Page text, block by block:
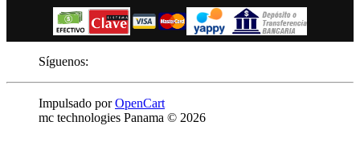
Síguenos:
Impulsado porOpenCart
mc technologies Panama © 2026